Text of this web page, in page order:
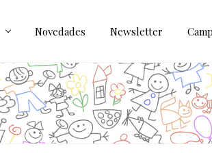
Novedades Newsletter